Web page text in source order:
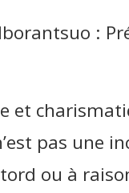
:
et
pas une
ou à